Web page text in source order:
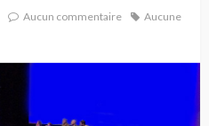
Aucun commentaire
Aucune